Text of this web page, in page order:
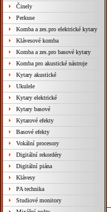
Činely
Perkuse
Komba a zes.pro elektrické kytary
Klávesové komba
Komba a zes.pro basové kytary
Komba pro akustické nástroje
Kytary akustické
Ukulele
Kytary elektrické
Kytary basové
Kytarové efekty
Basové efekty
Vokální procesory
Digitální rekordéry
Digitální piána
Klávesy
PA technika
Studiové monitory